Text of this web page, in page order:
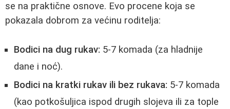
se na praktične osnove. Evo procene koja se
pokazala dobrom za većinu roditelja:
Bodici na dug rukav: 5-7 komada (za hladnije
dane i noć).
Bodici na kratki rukav ili bez rukava: 5-7 komada
(kao potkošuljica ispod drugih slojeva ili za tople